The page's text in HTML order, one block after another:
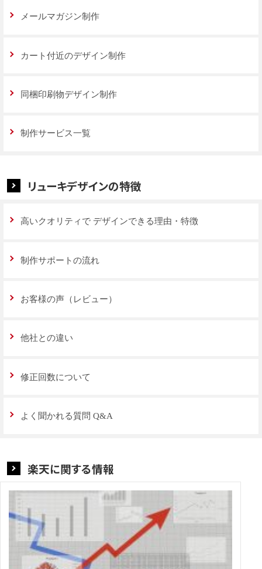
メールマガジン制作
カート付近のデザイン制作
同梱印刷物デザイン制作
制作サービス一覧
リューキデザインの特徴
高いクオリティで デザインできる理由・特徴
制作サポートの流れ
お客様の声（レビュー）
他社との違い
修正回数について
よく聞かれる質問 Q&A
楽天に関する情報